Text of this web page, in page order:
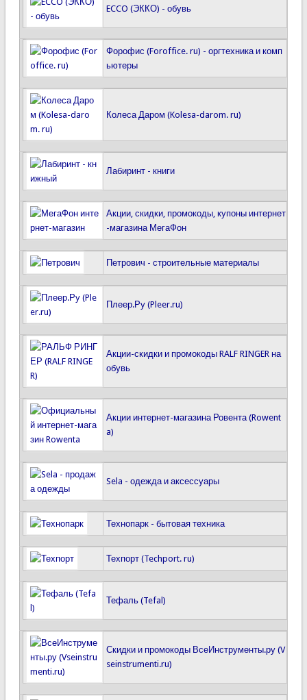
ECCO (ЭККО) - обувь
Форофис (Foroffice. ru) - оргтехника и комп
ьютеры
Колеса Даром (Kolesa-darom. ru)
Лабиринт - книги
Акции, скидки, промокоды, купоны интернет
-магазина МегаФон
Петрович - строительные материалы
Плеер.Ру (Pleer.ru)
Акции-скидки и промокоды RALF RINGER на
обувь
Акции интернет-магазина Ровента (Rowent
a)
Sela - одежда и аксессуары
Технопарк - бытовая техника
Техпорт (Techport. ru)
Тефаль (Tefal)
Скидки и промокоды ВсеИнструменты.ру (V
seinstrumenti.ru)